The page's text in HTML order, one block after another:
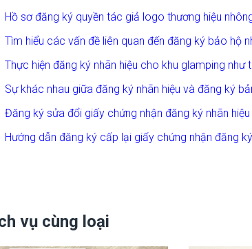
Hồ sơ đăng ký quyền tác giả logo thương hiệu
Tìm hiểu các vấn đề liên quan đến đăng ký bảo hộ
Thực hiện đăng ký nhãn hiệu cho khu glamping như
Sự khác nhau giữa đăng ký nhãn hiệu và đăng ký
Đăng ký sửa đổi giấy chứng nhận đăng ký nhãn
Hướng dẫn đăng ký cấp lại giấy chứng nhận đăng
vụ cùng loại